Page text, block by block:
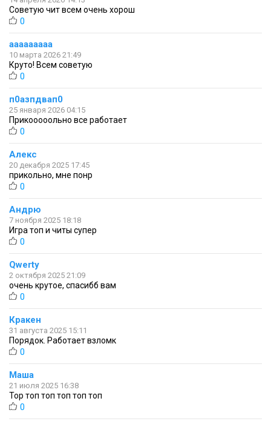
Советую чит всем очень хорош
0
ааааааааа
10 марта 2026 21:49
Круто! Всем советую
0
п0азпдвап0
25 января 2026 04:15
Прикооооольно все работает
0
Алекс
20 декабря 2025 17:45
прикольно, мне понр
0
Андрю
7 ноября 2025 18:18
Игра топ и читы супер
0
Qwerty
2 октября 2025 21:09
очень крутое, спасибб вам
0
Кракен
31 августа 2025 15:11
Порядок. Работает взломк
0
Маша
21 июля 2025 16:38
Top топ топ топ топ топ
0